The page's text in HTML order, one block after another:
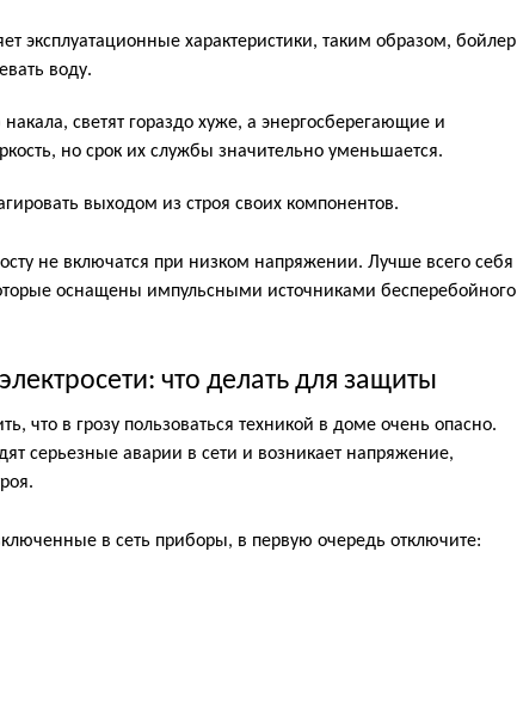
эксплуатационные характеристики, таким образом, бойлер
воду.
светят гораздо хуже, а энергосберегающие и
но срок их службы значительно уменьшается.
выходом из строя своих компонентов.
не включатся при низком напряжении. Лучше всего себя
оснащены импульсными источниками бесперебойного
что делать для защиты
что в грозу пользоваться техникой в доме очень опасно.
серьезные аварии в сети и возникает напряжение,
в сеть приборы, в первую очередь отключите: